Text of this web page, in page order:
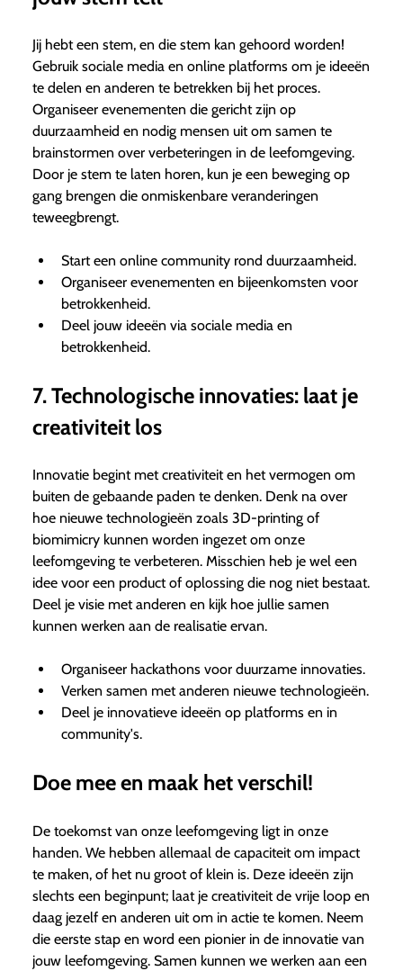
Jij hebt een stem, en die stem kan gehoord worden!
Gebruik sociale media en online platforms om je ideeën
te delen en anderen te betrekken bij het proces.
Organiseer evenementen die gericht zijn op
duurzaamheid en nodig mensen uit om samen te
brainstormen over verbeteringen in de leefomgeving.
Door je stem te laten horen, kun je een beweging op
gang brengen die onmiskenbare veranderingen
teweegbrengt.
Start een online community rond duurzaamheid.
Organiseer evenementen en bijeenkomsten voor
betrokkenheid.
Deel jouw ideeën via sociale media en
betrokkenheid.
7. Technologische innovaties: laat je
creativiteit los
Innovatie begint met creativiteit en het vermogen om
buiten de gebaande paden te denken. Denk na over
hoe nieuwe technologieën zoals 3D-printing of
biomimicry kunnen worden ingezet om onze
leefomgeving te verbeteren. Misschien heb je wel een
idee voor een product of oplossing die nog niet bestaat.
Deel je visie met anderen en kijk hoe jullie samen
kunnen werken aan de realisatie ervan.
Organiseer hackathons voor duurzame innovaties.
Verken samen met anderen nieuwe technologieën.
Deel je innovatieve ideeën op platforms en in
community's.
Doe mee en maak het verschil!
De toekomst van onze leefomgeving ligt in onze
handen. We hebben allemaal de capaciteit om impact
te maken, of het nu groot of klein is. Deze ideeën zijn
slechts een beginpunt; laat je creativiteit de vrije loop en
daag jezelf en anderen uit om in actie te komen. Neem
die eerste stap en word een pionier in de innovatie van
jouw leefomgeving. Samen kunnen we werken aan een